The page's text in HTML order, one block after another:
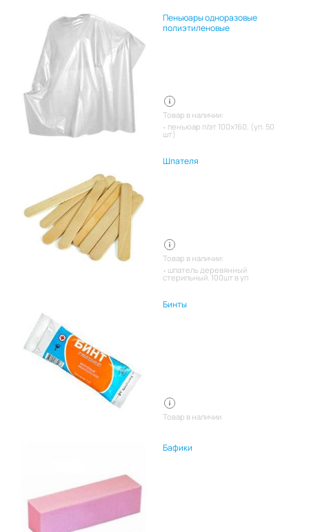
Пеньюары одноразовые
полиэтиленовые
Товар в наличии:
пеньюар п/эт 100х160, (уп. 50
шт)
Шпателя
Товар в наличии:
шпатель деревянный
стерильный. 100шт в уп
Бинты
Товар в наличии
Бафики